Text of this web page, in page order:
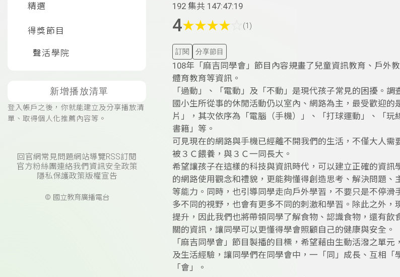
精選
得獎節目
聲活學院
新增播放清單
登入帳戶之後，你就能建立及分享播放清
單、取得個人化推薦內容等。
回官網常見問題網站導覽RSS訂閱
官方粉絲團連絡我們 資訊安全政策
隱私保護政策版權宣告
© 國立教育廣播電台
192 集共 147:47:19
4★★★★ (1)
訂閱 分享節目
108年「麻吉同學會」節目內容規畫了兒童資訊教育、戶外
體育教育等資訊。
「過動」、「電動」及「不動」是現代孩子常見的困擾。調
國小生所從事的休閒活動仍以室內、網路為主，最受歡迎的
片」，其次依序為「電腦（手機）」、「打球運動」、「玩
書籍」等。
可見現在的網路與手機已經離不開我們的生活，不僅大人需
被３Ｃ餵養，與３Ｃ一同長大。
希望讓孩子在這樣的科技與資訊時代，可以建立正確的資訊
的網路使用觀念和禮貌，更能夠懂得創造思考、解決問題、
等能力。同時，也引導同學走向戶外學習，不要只是不停滑
多不同的視野，也會有更多不同的刺激和學習。除此之外，
提升，因此我們也將帶領同學了解食物、認識食物，還有飲
關的資訊，讓同學可以更懂得學會照顧自己的健康與安全。
「麻吉同學會」節目製播的目標，希望藉由生動活潑之單元
及生活經驗，讓同學們在同學會中，一「同」成長、互相「
「會」。